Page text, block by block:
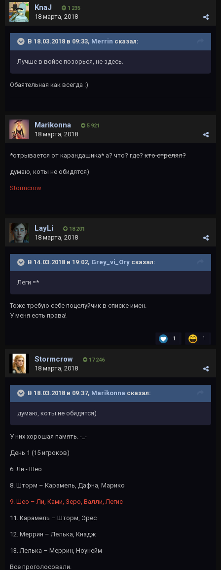
KnaJ 1 235
18 марта, 2018
В 18.03.2018 в 09:33, Merrin сказал:
Лучше в войсе позорься, не здесь.
Обаятельная как всегда :)
Marikonna 5 921
18 марта, 2018
*отрывается от карандашика* а? что? где? кто стрелял?
думаю, коты не обидятся)
Stormcrow
LayLi 18 201
18 марта, 2018
В 14.03.2018 в 19:02, Grey_vi_Ory сказал:
Леги =*
Тоже требую себе поцелуйчик в списке имен.
У меня есть права!
1 1
Stormcrow 17 246
18 марта, 2018
В 18.03.2018 в 09:37, Marikonna сказал:
думаю, коты не обидятся)
У них хорошая память. -_-
День 1 (15 игроков)
6. Ли - Шео
8. Шторм – Карамель, Дафна, Марико
9. Шео – Ли, Ками, Зеро, Валли, Легис
11. Карамель – Шторм, Эрес
12. Меррин – Лелька, Кнадж
13. Лелька – Меррин, Ноунейм
Все проголосовали.